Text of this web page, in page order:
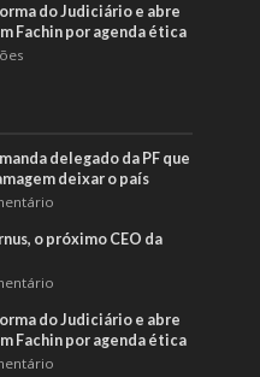
do Judiciário e abre
Fachin por agenda ética
delegado da PF que
deixar o país
o próximo CEO da
do Judiciário e abre
Fachin por agenda ética